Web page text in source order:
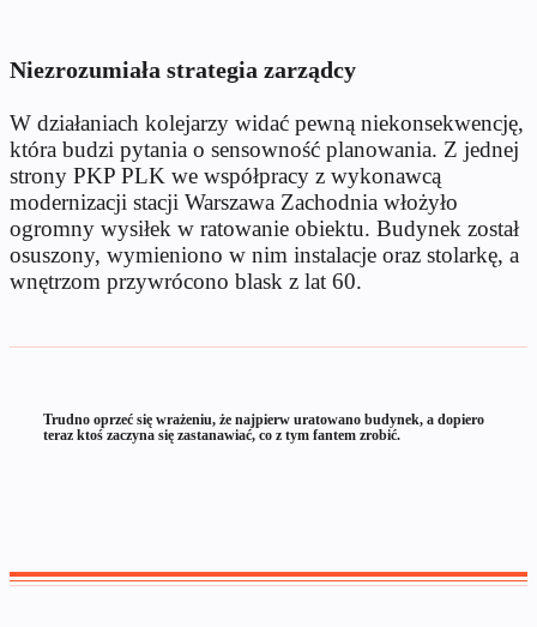
Niezrozumiała strategia zarządcy
W działaniach kolejarzy widać pewną niekonsekwencję,
która budzi pytania o sensowność planowania. Z jednej
strony PKP PLK we współpracy z wykonawcą
modernizacji stacji Warszawa Zachodnia włożyło
ogromny wysiłek w ratowanie obiektu. Budynek został
osuszony, wymieniono w nim instalacje oraz stolarkę, a
wnętrzom przywrócono blask z lat 60.
Trudno oprzeć się wrażeniu, że najpierw uratowano budynek, a dopiero
teraz ktoś zaczyna się zastanawiać, co z tym fantem zrobić.